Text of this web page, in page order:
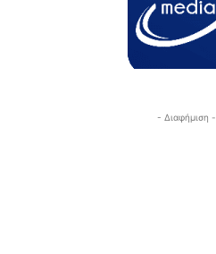
- Διαφήμιση -